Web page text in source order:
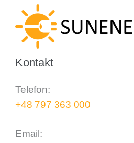
Kontakt
Telefon:
+48 797 363 000
Email: